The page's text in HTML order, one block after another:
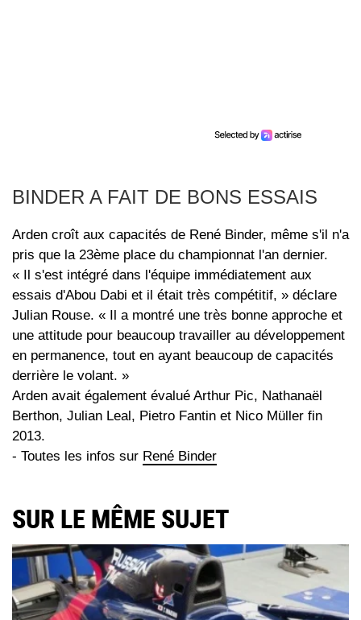
BINDER A FAIT DE BONS ESSAIS
Arden croît aux capacités de René Binder, même s'il n'a
pris que la 23ème place du championnat l'an dernier.
« Il s'est intégré dans l'équipe immédiatement aux
essais d'Abou Dabi et il était très compétitif, » déclare
Julian Rouse. « Il a montré une très bonne approche et
une attitude pour beaucoup travailler au développement
en permanence, tout en ayant beaucoup de capacités
derrière le volant. »
Arden avait également évalué Arthur Pic, Nathanaël
Berthon, Julian Leal, Pietro Fantin et Nico Müller fin
2013.
- Toutes les infos sur René Binder
SUR LE MÊME SUJET